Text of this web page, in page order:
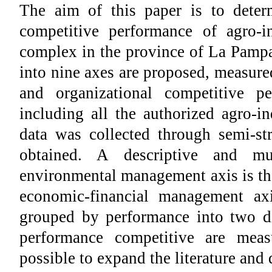
The aim of this paper is to
competitive performance of
complex in the province of La
into nine axes are proposed,
and organizational competitive
including all the authorized agro-
data was collected through semi-
obtained. A descriptive and
environmental management axis is
economic-financial management
grouped by performance into two
performance competitive are
possible to expand the literature and